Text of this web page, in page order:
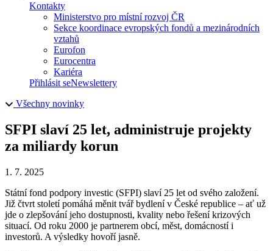
Kontakty
Ministerstvo pro místní rozvoj ČR
Sekce koordinace evropských fondů a mezinárodních
vztahů
Eurofon
Eurocentra
Kariéra
Přihlásit seNewslettery
Všechny novinky
SFPI slaví 25 let, administruje projekty
za miliardy korun
1. 7. 2025
Státní fond podpory investic (SFPI) slaví 25 let od svého založení.
Již čtvrt století pomáhá měnit tvář bydlení v České republice – ať už
jde o zlepšování jeho dostupnosti, kvality nebo řešení krizových
situací. Od roku 2000 je partnerem obcí, měst, domácností i
investorů. A výsledky hovoří jasně.